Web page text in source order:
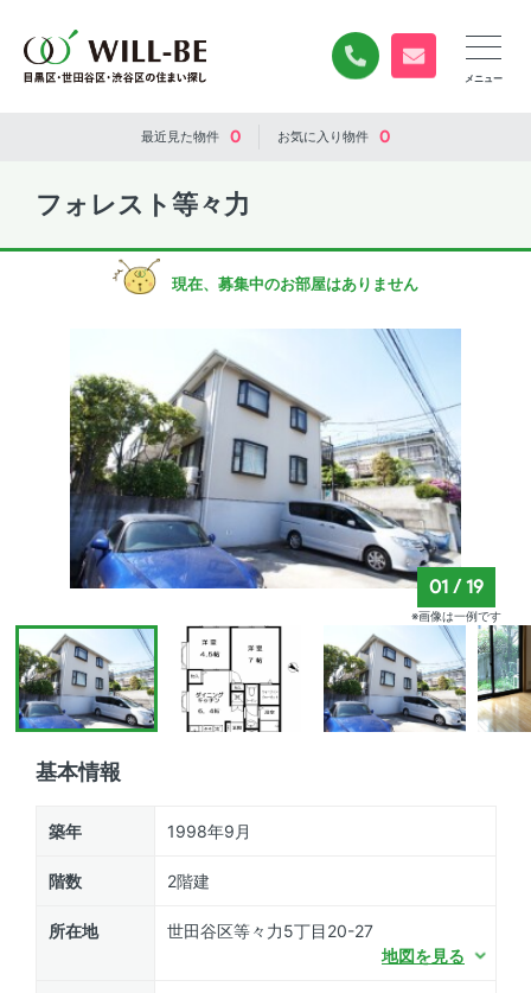
0120-840-834
無料お問い合
最近見た物件 0 お気に入り物件 0
フォレスト等々力
現在、募集中のお部屋はありません
基本情報
築年 1998年9月
階数 2階建
所在地
世田谷区等々力5丁目20-27
地図を見る
01 /19
※画像は一例です